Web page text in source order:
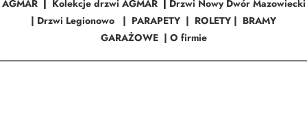
AGMAR| Kolekcje drzwi AGMAR| Drzwi Nowy Dwór Mazowiecki
| Drzwi Legionowo | PARAPETY | ROLETY | BRAMY
GARAŻOWE| O firmie